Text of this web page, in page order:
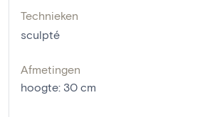
Technieken
sculpté
Afmetingen
hoogte: 30 cm